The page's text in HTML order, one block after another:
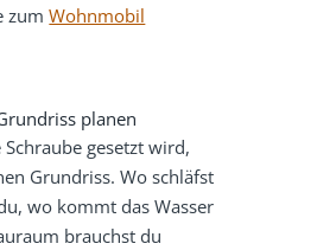
zumWohnmobil
planen
gesetzt wird,
Grundriss. Wo schläfst
wo kommt das Wasser
brauchst du